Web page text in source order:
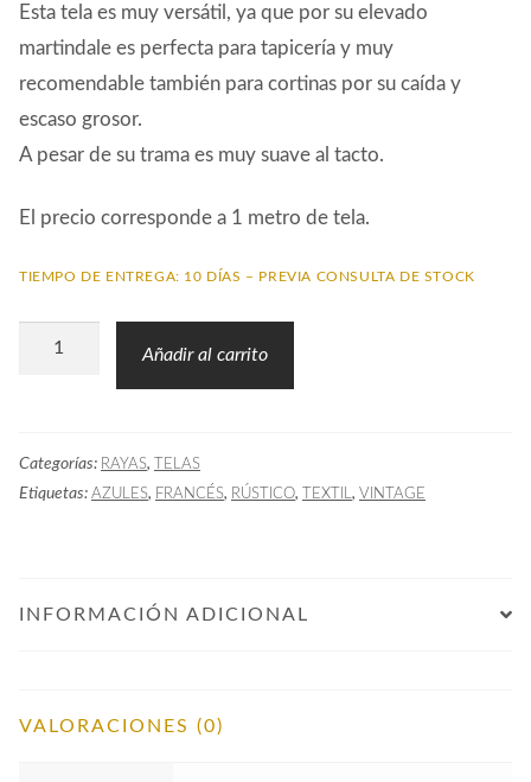
Esta tela es muy versátil, ya que por su elevado
martindale es perfecta para tapicería y muy
recomendable también para cortinas por su caída y
escaso grosor.
A pesar de su trama es muy suave al tacto.
El precio corresponde a 1 metro de tela.
TIEMPO DE ENTREGA: 10 DÍAS – PREVIA CONSULTA DE STOCK
Claro
cantidad
Añadir al carrito
Categorías: RAYAS, TELAS
Etiquetas: AZULES, FRANCÉS, RÚSTICO, TEXTIL , VINTAGE
INFORMACIÓN ADICIONAL
VALORACIONES (0)